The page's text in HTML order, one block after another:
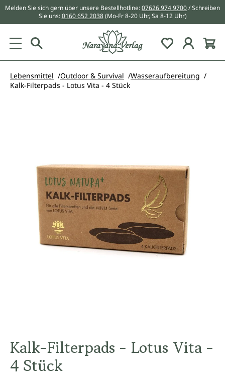
springen
Melden Sie sich gern über unsere Bestellhotline:07626 974 9700/ Schreiben
Sie uns:0160 652 2038 (Mo-Fr 8-20 Uhr, Sa 8-12 Uhr)
Du hast 0
Lebensmittel Outdoor & Survival
Wasseraufbereitung
Kalk-Filterpads - Lotus Vita - 4 Stück
Kalk-Filterpads - Lotus Vita -
4 Stück